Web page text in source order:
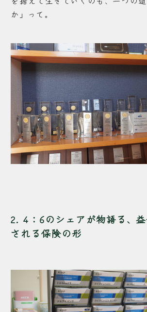
か」って。
2. 4：6のシェアが物語る、
される保険の形